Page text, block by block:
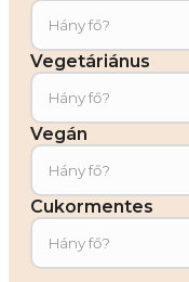
Vegetáriánus
Vegán
Cukormentes